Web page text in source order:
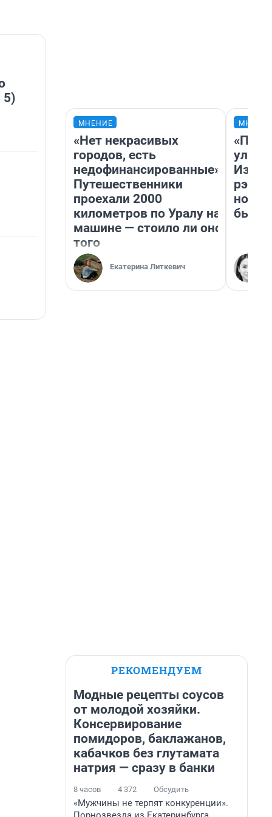
5)
МНЕНИЕ
«Нет некрасивых
городов, есть
недофинансированные».
Путешественники
проехали 2000
километров по Уралу на
машине — стоило ли оно
того
Екатерина Литкевич
было
РЕКОМЕНДУЕМ
Модные рецепты соусов
от молодой хозяйки.
Консервирование
помидоров, баклажанов,
кабачков без глутамата
натрия — сразу в банки
8 часов 4 372 Обсудить
«Мужчины не терпят конкуренции».